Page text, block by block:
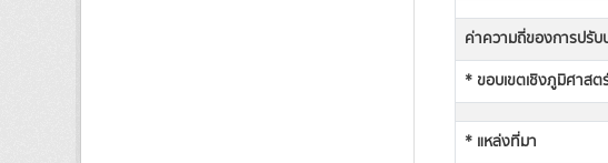
ค่าความถี่ของการปรั
* ขอบเขตเชิงภูมิศาสต
* แหล่งที่มา